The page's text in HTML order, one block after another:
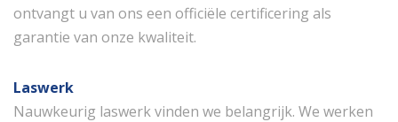
ontvangt u van ons een officiële certificering als
garantie van onze kwaliteit.
Laswerk
Nauwkeurig laswerk vinden we belangrijk. We werken